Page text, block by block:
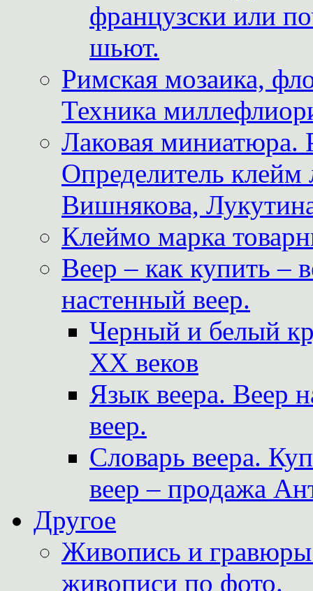
французски или
шьют.
Римская мозаика,
Техника
Лаковая миниатюра.
Определитель
Вишнякова,
Клеймо марка
Веер – как купить –
настенный веер.
Черный и белый
XX веков
Язык веера. Веер
веер.
Словарь веера.
веер – продажа
Другое
Живопись и
живописи по фото.